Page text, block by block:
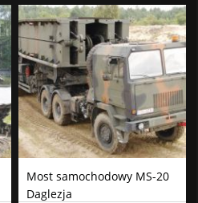
Most samochodowy MS-20
Daglezja